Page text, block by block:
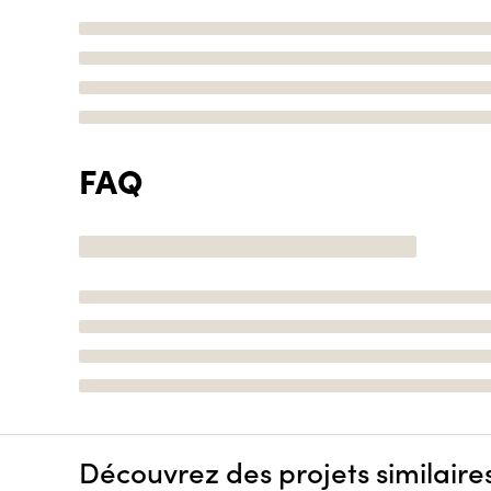
FAQ
Découvrez des projets